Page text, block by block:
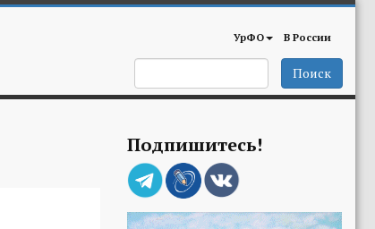
УрФО В России
Поиск
Подпишитесь!